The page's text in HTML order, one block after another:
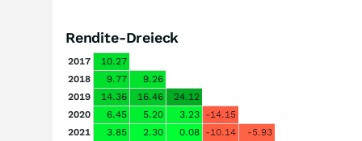
Rendite-Dreieck
2017
10.27
2018
9.77
9.26
2019
14.36 16.46
24.12
2020
6.45 5.20 3.23 -14.15
2021
3.85 2.30 0.08 -10.14
-5.93